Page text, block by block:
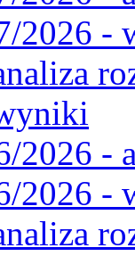
2026 -
2026 -
2026 -